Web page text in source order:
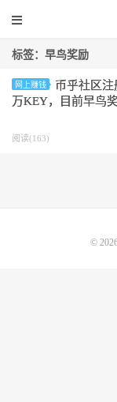
标签：早鸟奖励
网上赚钱
币乎社区
万KEY，目前早鸟
阅读(163)
©